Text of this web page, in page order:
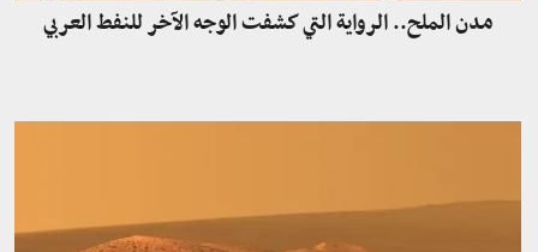
مدن الملح.. الرواية التي كشفت الوجه الآخر للنفط العربي